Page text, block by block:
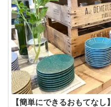
【簡単にできるおもてな